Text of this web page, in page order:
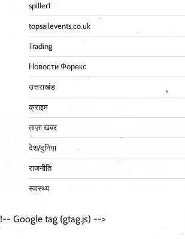
spiller1
topsailevents.co.uk
Trading
Новости Форекс
उत्तराखंड
क्राइम
ताज़ा खबर
देश/दुनिया
राजनीति
स्वास्थ्य
!-- Google tag (gtag.js) -->